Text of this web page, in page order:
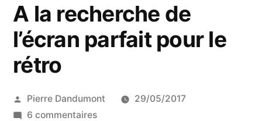
A la recherche de
l’écran parfait pour le
rétro
Publié
par
Pierre Dandumont
29/05/2017
6 commentairessur